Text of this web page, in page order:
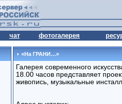
чат фотогалерея
«На ГРАНИ…»
Галерея современного
18.00 часов представляет
живопись, музыкальные